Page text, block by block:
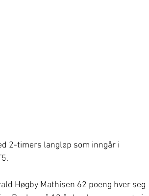
2-timers langløp som inngår i
Høgby Mathisen 62 poeng hver seg